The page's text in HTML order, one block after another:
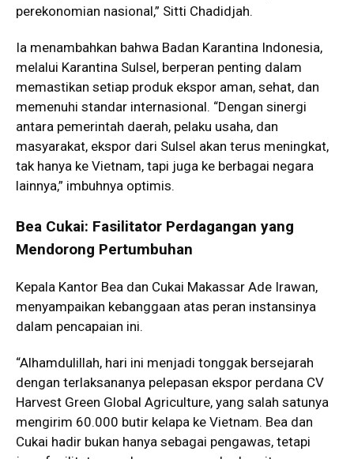
perekonomian nasional,” Sitti Chadidjah.
Ia menambahkan bahwa Badan Karantina Indonesia,
melalui Karantina Sulsel, berperan penting dalam
memastikan setiap produk ekspor aman, sehat, dan
memenuhi standar internasional. “Dengan sinergi
antara pemerintah daerah, pelaku usaha, dan
masyarakat, ekspor dari Sulsel akan terus meningkat,
tak hanya ke Vietnam, tapi juga ke berbagai negara
lainnya,” imbuhnya optimis.
Bea Cukai: Fasilitator Perdagangan yang
Mendorong Pertumbuhan
Kepala Kantor Bea dan Cukai Makassar Ade Irawan,
menyampaikan kebanggaan atas peran instansinya
dalam pencapaian ini.
“Alhamdulillah, hari ini menjadi tonggak bersejarah
dengan terlaksananya pelepasan ekspor perdana CV
Harvest Green Global Agriculture, yang salah satunya
mengirim 60.000 butir kelapa ke Vietnam. Bea dan
Cukai hadir bukan hanya sebagai pengawas, tetapi